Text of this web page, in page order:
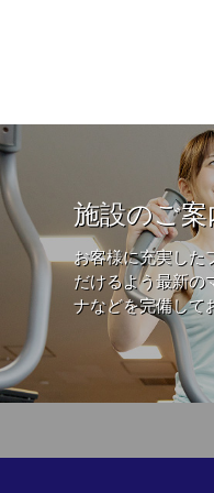
施設のご案
お客様に充実した
だけるよう最新の
ナなどを完備して